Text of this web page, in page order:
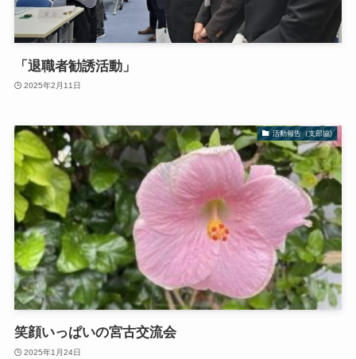
「退職者勧誘活動」
2025年2月11日
活動報告（支部協)
笑顔いっぱいの宮古交流会
2025年1月24日